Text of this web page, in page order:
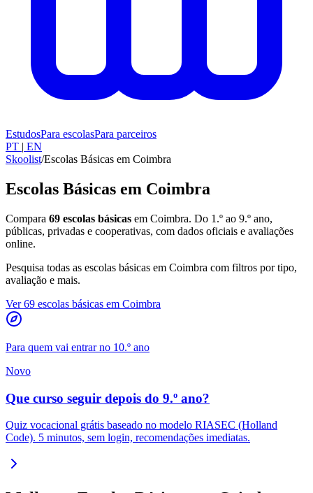
EstudosPara escolasPara parceiros
PT | EN
Skoolist/Escolas Básicas em Coimbra
Escolas Básicas em Coimbra
Compara 69 escolas básicas em Coimbra. Do 1.º ao 9.º ano,
públicas, privadas e cooperativas, com dados oficiais e avaliações
online.
Pesquisa todas as escolas básicas em Coimbra com filtros por tipo,
avaliação e mais.
Ver 69 escolas básicas em Coimbra
Para quem vai entrar no 10.º ano
Novo
Que curso seguir depois do 9.º ano?
Quiz vocacional grátis baseado no modelo RIASEC (Holland
Code). 5 minutos, sem login, recomendações imediatas.